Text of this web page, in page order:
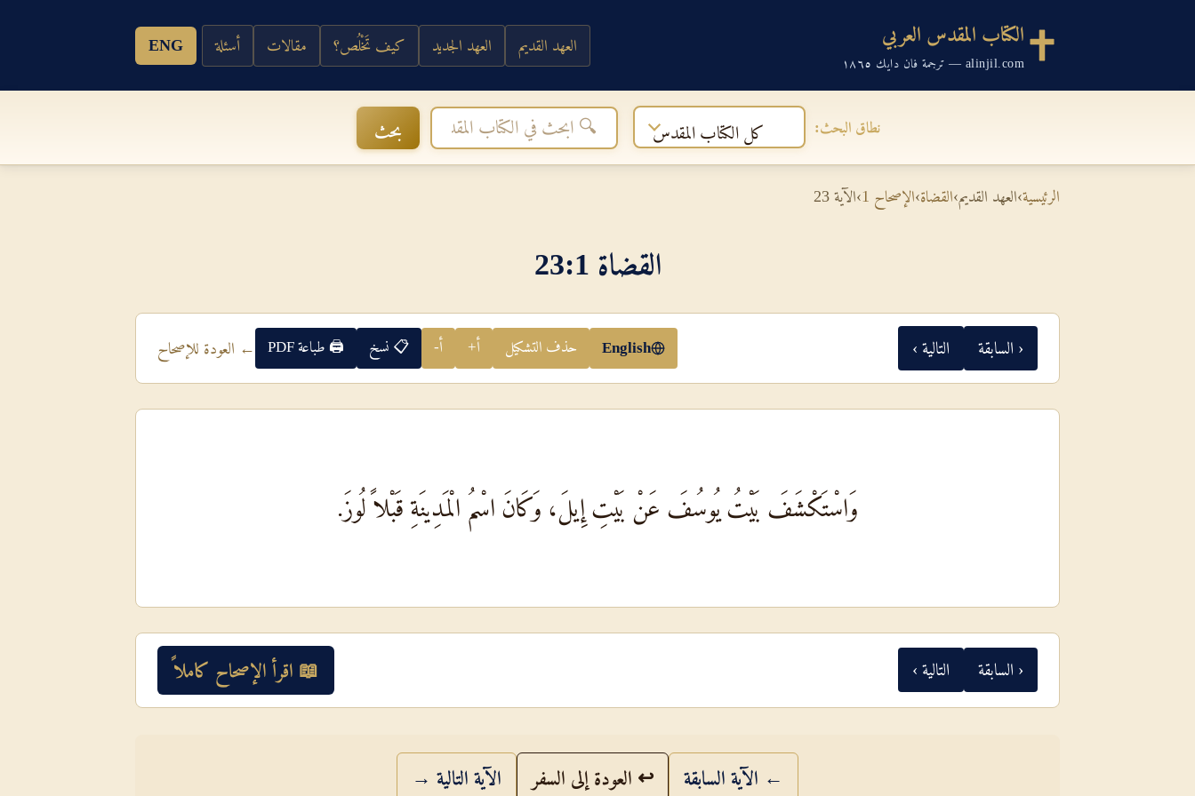
الكتاب المقدس العربي
alinjil.com — ترجمة فان دايك ١٨٦٥
العهد القديم العهد الجديد كيف تَخْلُص؟ مقالات أسئلة ENG
نطاق البحث: كل الكتاب المقدس بحث
الرئيسية›العهد القديم›القضاة›الإصحاح 1 ›الآية 23
القضاة 1‏:‏23
‹ السابقة التالية › English حذف التشكيل أ+ أ- 📋 نسخ 🖨 طباعة PDF ← العودة للإصحاح
وَاسْتَكْشَفَ بَيْتُ يُوسُفَ عَنْ بَيْتِ إِيلَ، وَكَانَ اسْمُ الْمَدِينَةِ قَبْلاً لُوزَ.
‹ السابقة التالية › 📖 اقرأ الإصحاح كاملاً
← الآية السابقة ↩ العودة إلى السفر الآية التالية →